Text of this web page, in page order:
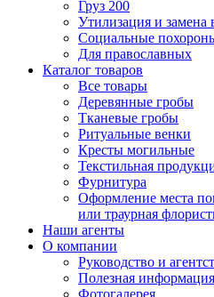
Груз 200
Утилизация и замена
Социальные
Для православных
Каталог товаров
Все товары
Деревянные гробы
Тканевые гробы
Ритуальные венки
Кресты могильные
Текстильная
Фурнитура
Оформление места
или траурная
Наши агенты
О компании
Руководство и
Полезная информация
Фотогалерея